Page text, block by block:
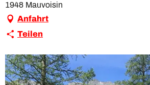
1948 Mauvoisin
Anfahrt
Teilen